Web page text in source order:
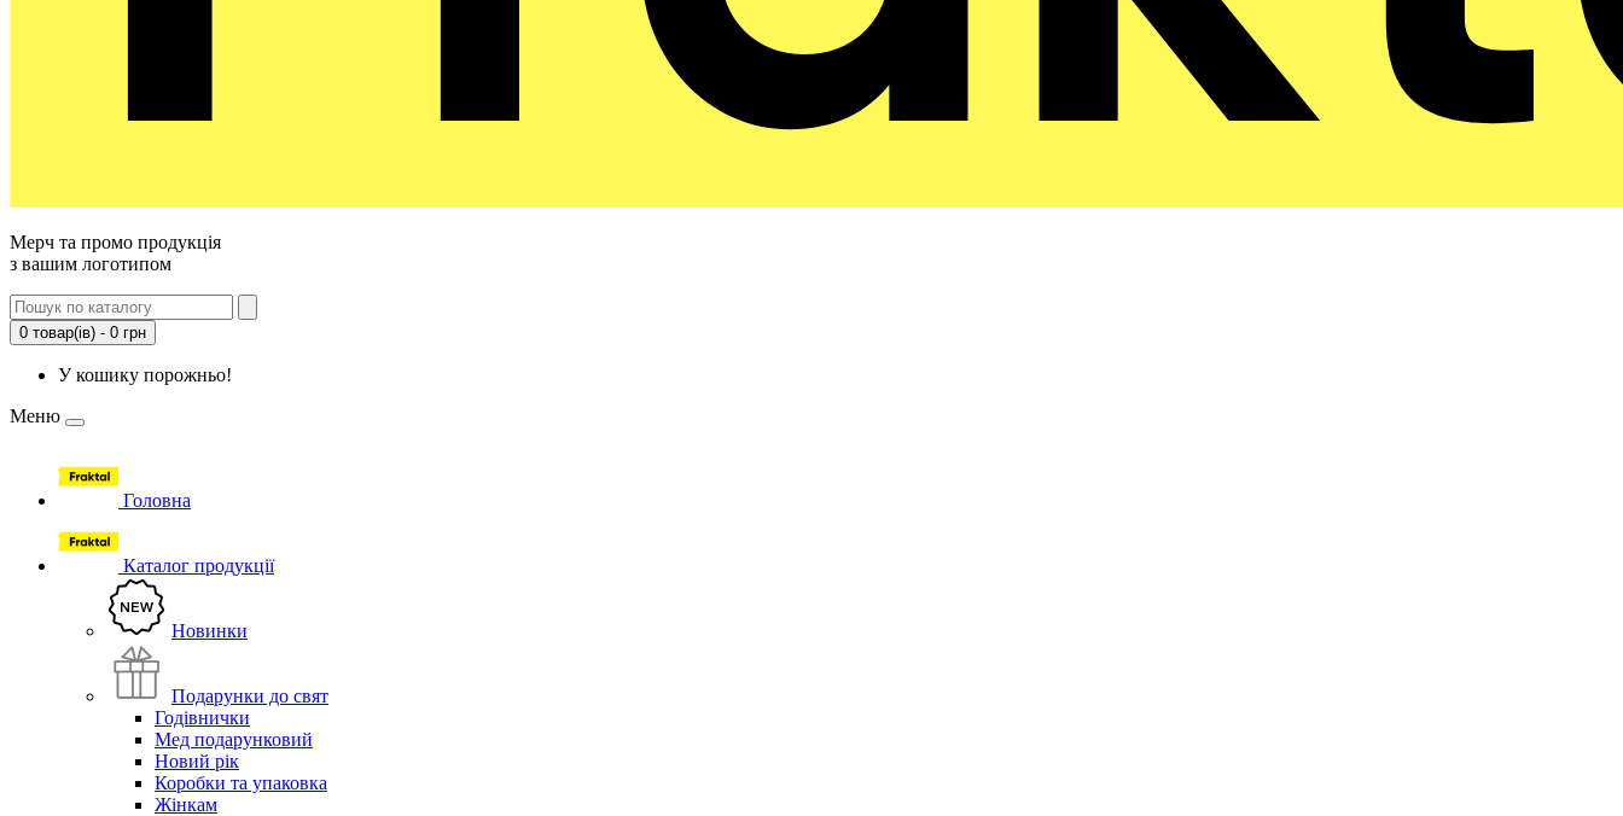
Мерч та промо продукція
з вашим логотипом
0 товар(ів) - 0 грн
У кошику порожньо!
Меню
Головна
Каталог продукції
Новинки
Подарунки до свят
Годівнички
Мед подарунковий
Новий рік
Коробки та упаковка
Жінкам